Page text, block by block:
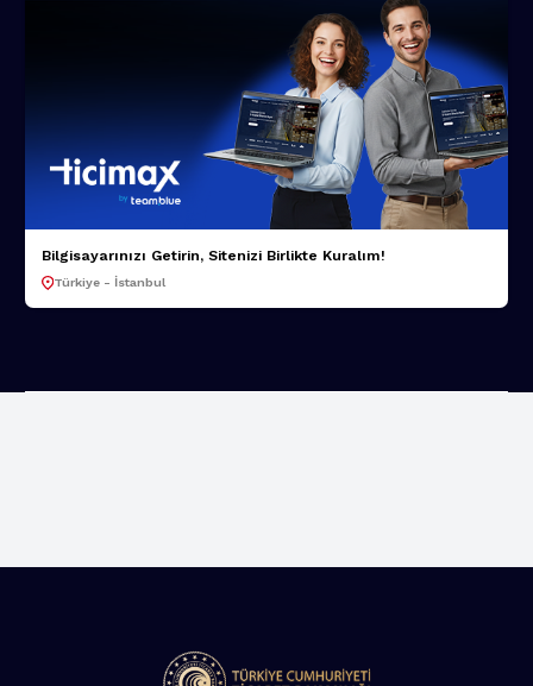
Bilgisayarınızı Getirin, Sitenizi Birlikte Kuralım!
Türkiye - İstanbul